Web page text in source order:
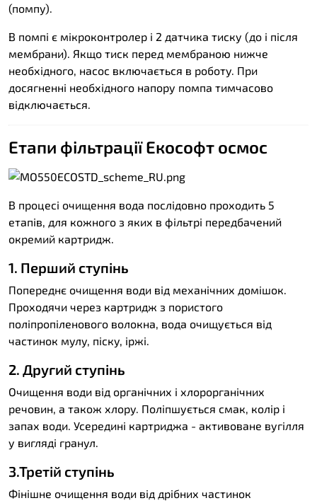
(помпу).
В помпі є мікроконтролер і 2 датчика тиску (до і після
мембрани). Якщо тиск перед мембраною нижче
необхідного, насос включається в роботу. При
досягненні необхідного напору помпа тимчасово
відключається.
Етапи фільтрації Екософт осмос
В процесі очищення вода послідовно проходить 5
етапів, для кожного з яких в фільтрі передбачений
окремий картридж.
1. Перший ступінь
Попереднє очищення води від механічних домішок.
Проходячи через картридж з пористого
поліпропіленового волокна, вода очищується від
частинок мулу, піску, іржі.
2. Другий ступінь
Очищення води від органічних і хлорорганічних
речовин, а також хлору. Поліпшується смак, колір і
запах води. Усередині картриджа - активоване вугілля
у вигляді гранул.
3.Третій ступінь
Фінішне очищення води від дрібних частинок